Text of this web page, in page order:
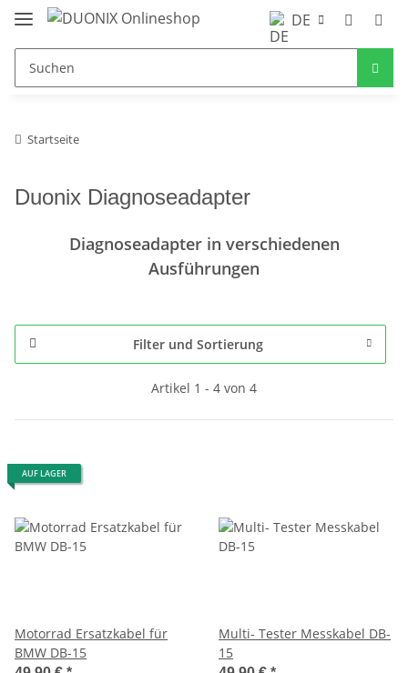
DE
Startseite
Duonix Diagnoseadapter
Diagnoseadapter in verschiedenen
Ausführungen
Filter und Sortierung
Artikel 1 - 4 von 4
AUF LAGER
Motorrad Ersatzkabel für
BMW DB-15
Multi- Tester Messkabel DB-
15